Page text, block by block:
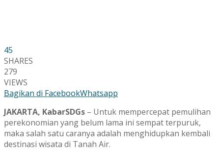
45
SHARES
279
VIEWS
Bagikan di FacebookWhatsapp
JAKARTA, KabarSDGs – Untuk mempercepat pemulihan
perekonomian yang belum lama ini sempat terpuruk,
maka salah satu caranya adalah menghidupkan kembali
destinasi wisata di Tanah Air.